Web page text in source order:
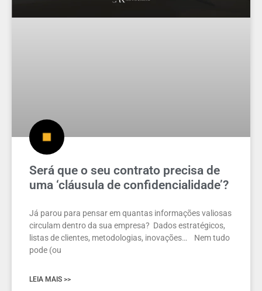
Será que o seu contrato precisa de
uma ‘cláusula de confidencialidade’?
Já parou para pensar em quantas informações valiosas
circulam dentro da sua empresa? Dados estratégicos,
listas de clientes, metodologias, inovações… Nem tudo
pode (ou
LEIA MAIS >>